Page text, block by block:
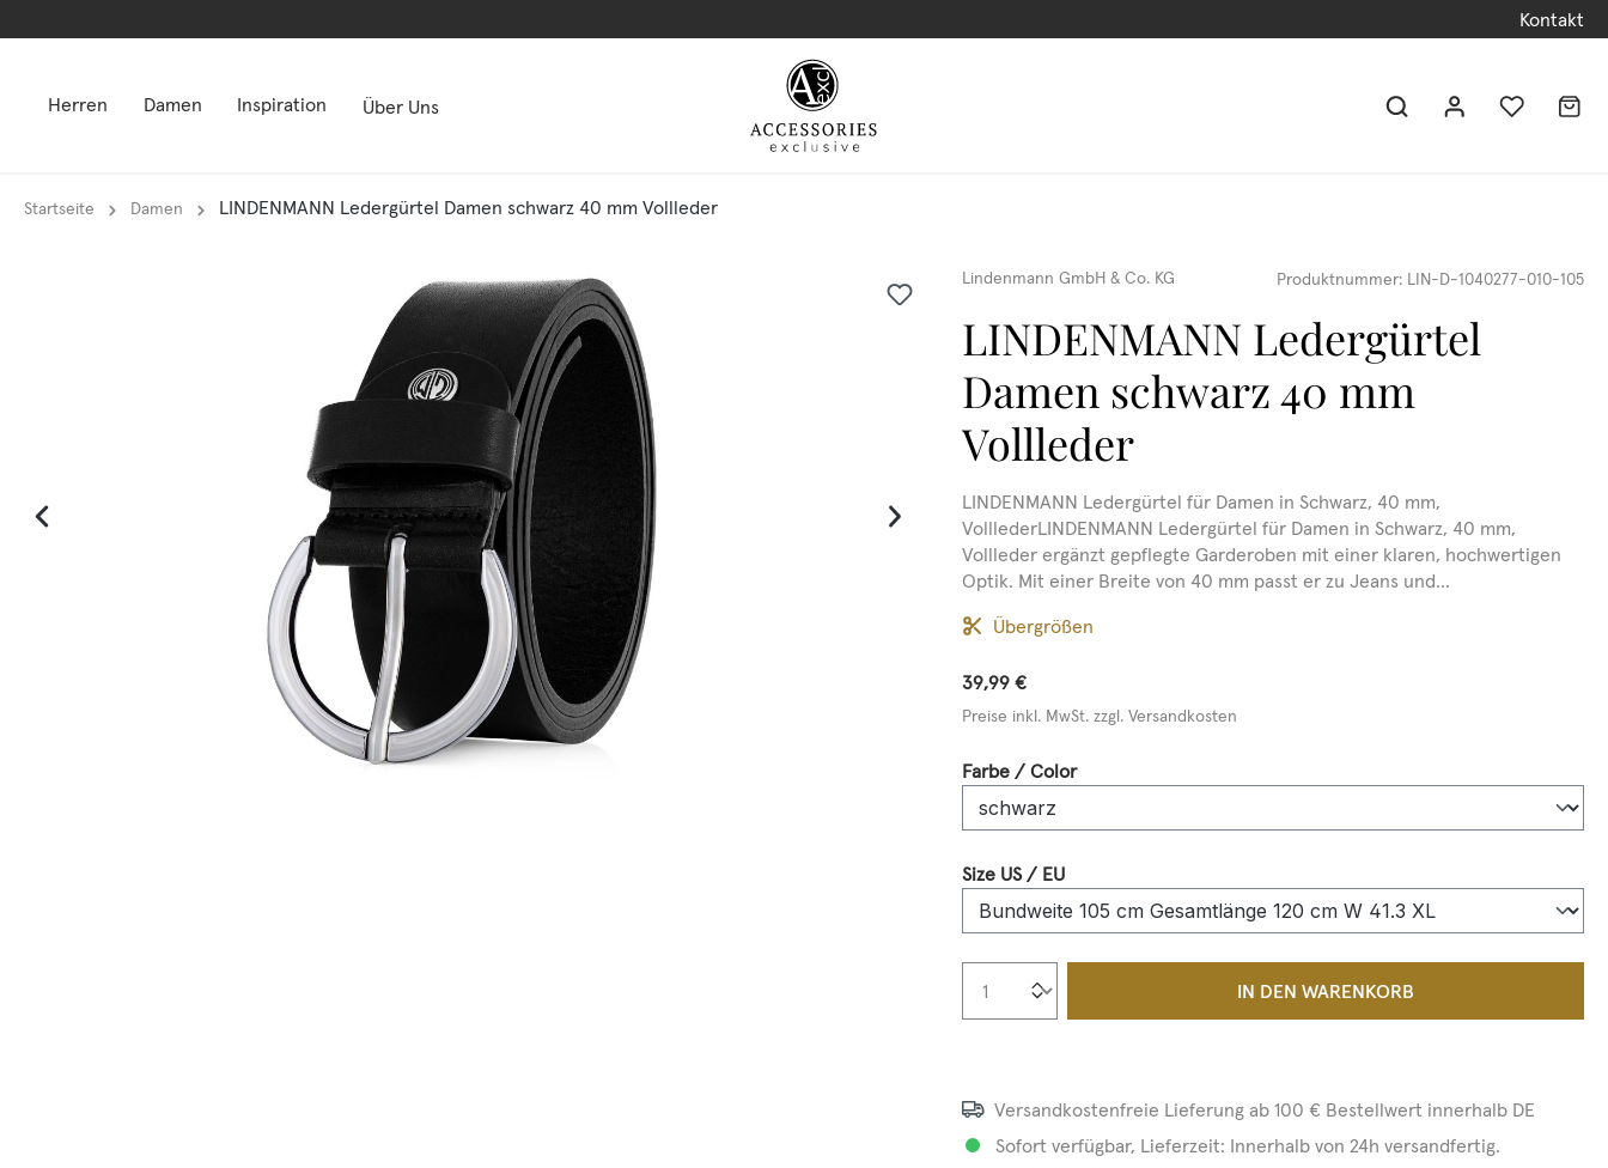
Kontakt
Herren Damen Inspiration Über Uns
Startseite Damen LINDENMANN Ledergürtel Damen schwarz 40 mm Vollleder
Lindenmann GmbH & Co. KG Produktnummer: LIN-D-1040277-010-105
LINDENMANN Ledergürtel
Damen schwarz 40 mm
Vollleder
LINDENMANN Ledergürtel für Damen in Schwarz, 40 mm,
VolllederLINDENMANN Ledergürtel für Damen in Schwarz, 40 mm,
Vollleder ergänzt gepflegte Garderoben mit einer klaren, hochwertigen
Optik. Mit einer Breite von 40 mm passt er zu Jeans und...
Übergrößen
39,99 €
Preise inkl. MwSt. zzgl. Versandkosten
Farbe / Colorauswählen
Size US / EUauswählen
Produkt Anzahl: Gib den gewünschten Wert
IN DEN WARENKORB
Versandkostenfreie Lieferung ab 100 € Bestellwert innerhalb DE
Sofort verfügbar, Lieferzeit: Innerhalb von 24h versandfertig.